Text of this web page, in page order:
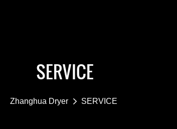
SERVICE
Zhanghua Dryer SERVICE